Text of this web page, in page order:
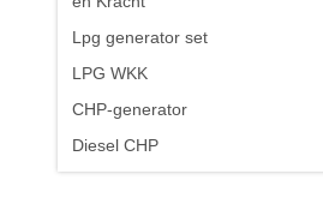
Lpg generator set
LPG WKK
CHP-generator
Diesel CHP